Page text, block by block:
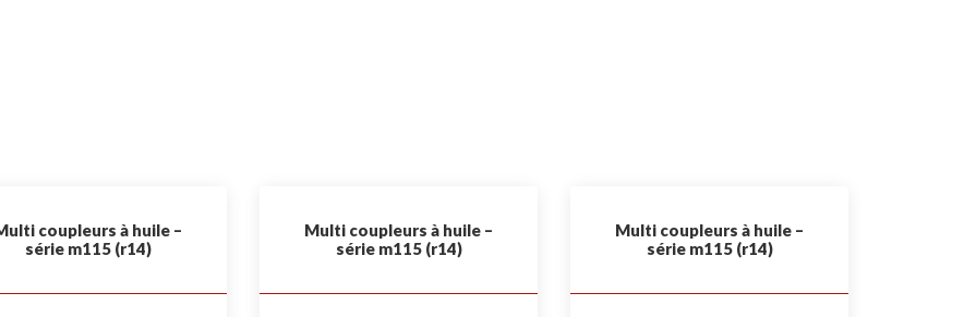
coupleurs à huile –
série m115 (r14)
Multi coupleurs à huile –
série m115 (r14)
Multi coupleurs à huile –
série m115 (r14)